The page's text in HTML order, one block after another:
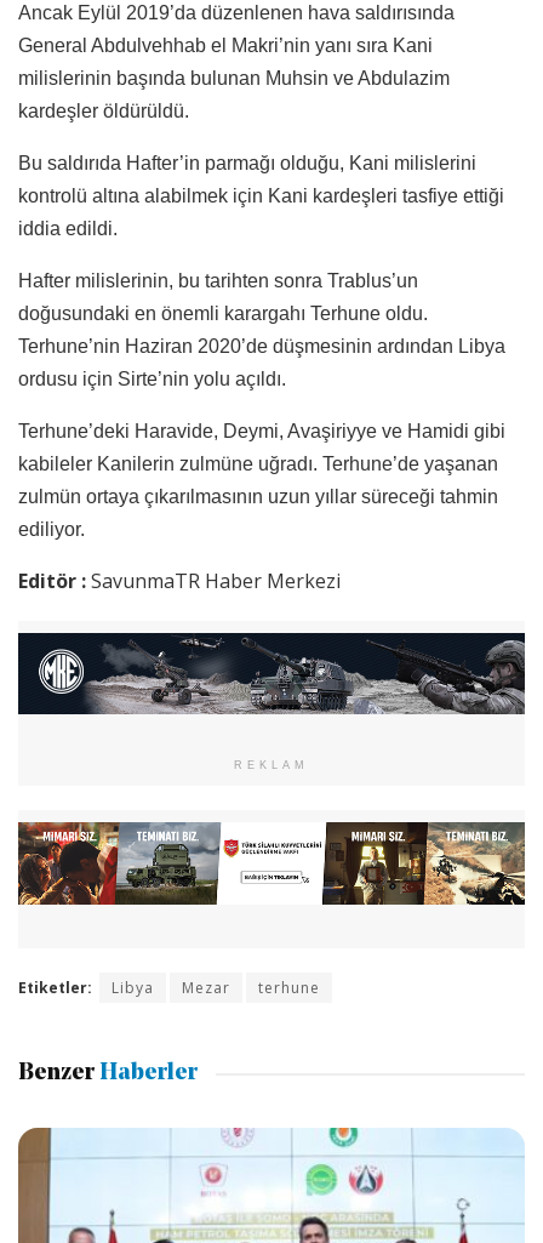
Ancak Eylül 2019’da düzenlenen hava saldırısında
General Abdulvehhab el Makri’nin yanı sıra Kani
milislerinin başında bulunan Muhsin ve Abdulazim
kardeşler öldürüldü.
Bu saldırıda Hafter’in parmağı olduğu, Kani milislerini
kontrolü altına alabilmek için Kani kardeşleri tasfiye ettiği
iddia edildi.
Hafter milislerinin, bu tarihten sonra Trablus’un
doğusundaki en önemli karargahı Terhune oldu.
Terhune’nin Haziran 2020’de düşmesinin ardından Libya
ordusu için Sirte’nin yolu açıldı.
Terhune’deki Haravide, Deymi, Avaşiriyye ve Hamidi gibi
kabileler Kanilerin zulmüne uğradı. Terhune’de yaşanan
zulmün ortaya çıkarılmasının uzun yıllar süreceği tahmin
ediliyor.
Editör :SavunmaTR Haber Merkezi
REKLAM
Etiketler: Libya Mezar terhune
Benzer Haberler